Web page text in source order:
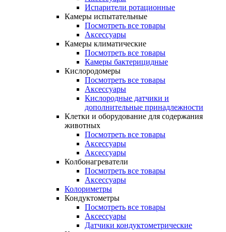
Испарители ротационные
Камеры испытательные
Посмотреть все товары
Аксессуары
Камеры климатические
Посмотреть все товары
Камеры бактерицидные
Кислородомеры
Посмотреть все товары
Аксессуары
Кислородные датчики и
дополнительные принадлежности
Клетки и оборудование для содержания
животных
Посмотреть все товары
Аксессуары
Аксессуары
Колбонагреватели
Посмотреть все товары
Аксессуары
Колориметры
Кондуктометры
Посмотреть все товары
Аксессуары
Датчики кондуктометрические